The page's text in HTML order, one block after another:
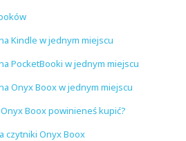
Kindle w jednym miejscu
PocketBooki w jednym miejscu
Onyx Boox w jednym miejscu
Boox powinieneś kupić?
czytniki Onyx Boox